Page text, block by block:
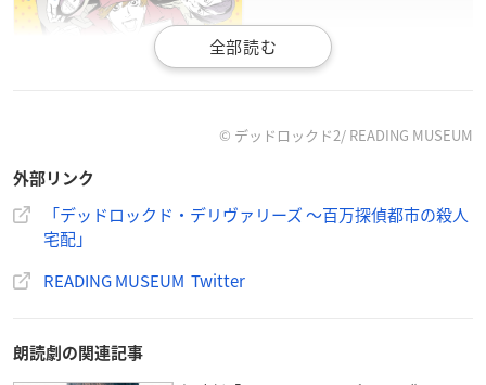
新進気鋭の作家と豪華声優陣によって織りなされる極上の
物語が好評を博している、
第5弾となる本作は、第3弾「デッドロックド・ディティク
© デッドロックド2/ READING MUSEUM
外部リンク
「デッドロックド・デリヴァリーズ ～百万探偵都市の殺人
宅配」
READING MUSEUM Twitter
朗読劇の関連記事